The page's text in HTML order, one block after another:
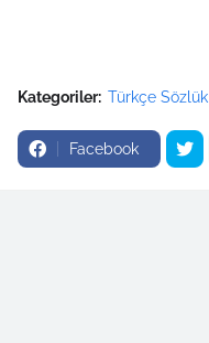
Kategoriler: Türkçe Sözlük
Facebook